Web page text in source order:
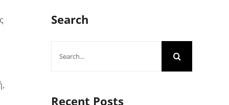
Search
for:
Recent Posts